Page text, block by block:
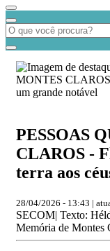
PESSOAS
CLAROS -
terra aos
28/04/2026 - 13:43 |
SECOM| Texto:
Memória de Montes